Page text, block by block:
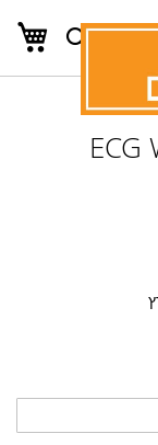
חפש